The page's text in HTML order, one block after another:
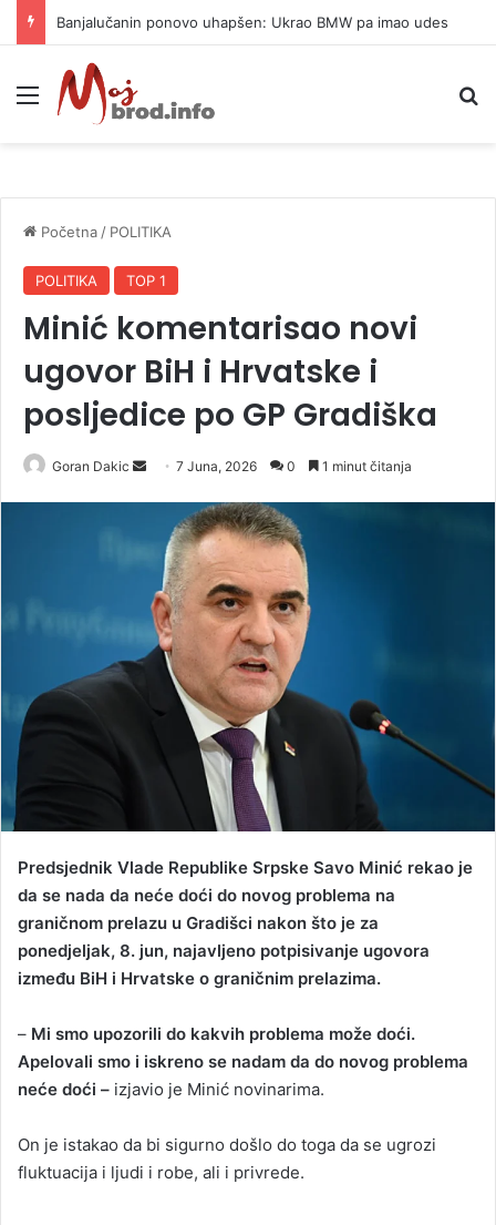
Banjalučanin ponovo uhapšen: Ukrao BMW pa imao udes
Meni
Početna / POLITIKA
POLITIKA TOP 1
Minić komentarisao novi
ugovor BiH i Hrvatske i
posljedice po GP Gradiška
Goran Dakic
n
e
m
7 Juna, 2026 0 1 minut čitanja
Predsjednik Vlade Republike Srpske Savo Minić rekao je
da se nada da neće doći do novog problema na
graničnom prelazu u Gradišci nakon što je za
ponedjeljak, 8. jun, najavljeno potpisivanje ugovora
između BiH i Hrvatske o graničnim prelazima.
– Mi smo upozorili do kakvih problema može doći.
Apelovali smo i iskreno se nadam da do novog problema
neće doći – izjavio je Minić novinarima.
On je istakao da bi sigurno došlo do toga da se ugrozi
fluktuacija i ljudi i robe, ali i privrede.